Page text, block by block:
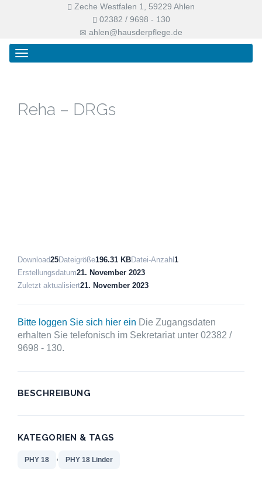
Zeche Westfalen 1, 59229 Ahlen
02382 / 9698 - 130
ahlen@hausderpflege.de
Primary
Menu
Skip
Haus der Pflege
Reha – DRGs
Download25Dateigröße196.31 KBDatei-Anzahl 1
Erstellungsdatum21. November 2023
Zuletzt aktualisiert21. November 2023
Bitte loggen Sie sich hier ein Die Zugangsdaten
erhalten Sie telefonisch im Sekretariat unter 02382 /
9698 - 130.
BESCHREIBUNG
KATEGORIEN & TAGS
PHY 18 , PHY 18 Linder